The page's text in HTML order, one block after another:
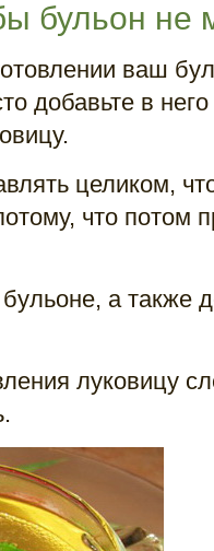
бульон не
ваш
добавьте в
целиком,
что потом
а также
луковицу